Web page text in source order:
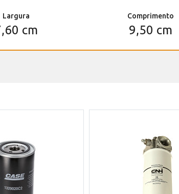
Largura
cm
Comprimento
9,50 cm